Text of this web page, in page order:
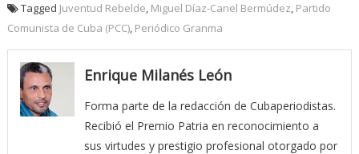
Tagged Juventud Rebelde, Miguel Díaz-Canel Bermúdez, Partido
Comunista de Cuba (PCC), Periódico Granma
Enrique Milanés León
Forma parte de la redacción de Cubaperiodistas.
Recibió el Premio Patria en reconocimiento a
sus virtudes y prestigio profesional otorgado por